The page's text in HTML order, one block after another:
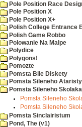
Pole Position Race
Pole Position X
Pole Position X+
Polish College Entrance
Polish Game Robbo
Polowanie Na Malpe
Polydice
Polygons!
Pomozte
Pomsta Bile Diskety
Pomsta Sileneho Ataristy
Pomsta Sileneho Skolaka
Pomsta Sileneho
Pomsta Sileneho
Pomsta Sinclairistum
Pond, The (v1)